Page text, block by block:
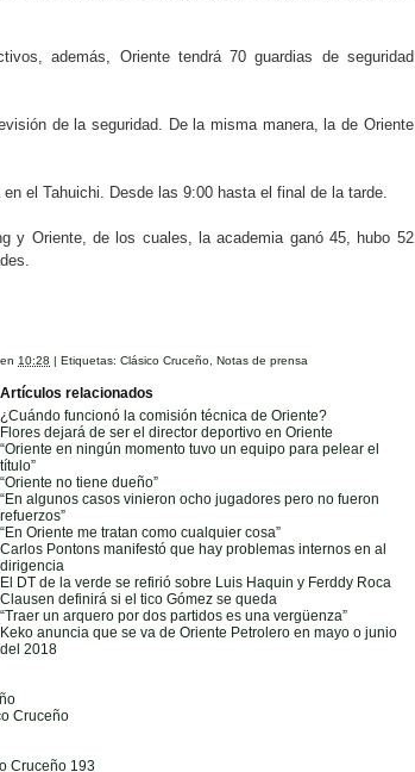
además, Oriente tendrá 70 guardias de seguridad
de la seguridad. De la misma manera, la de Oriente
el Tahuichi. Desde las 9:00 hasta el final de la tarde.
y Oriente, de los cuales, la academia ganó 45, hubo 52
en 10:28 |Etiquetas:Clásico Cruceño ,Notas de prensa
Artículos relacionados
¿Cuándo funcionó la comisión técnica de Oriente?
Flores dejará de ser el director deportivo en Oriente
“Oriente en ningún momento tuvo un equipo para pelear el
título”
“Oriente no tiene dueño”
“En algunos casos vinieron ocho jugadores pero no fueron
refuerzos”
“En Oriente me tratan como cualquier cosa”
Carlos Pontons manifestó que hay problemas internos en al
dirigencia
El DT de la verde se refirió sobre Luis Haquin y Ferddy Roca
Clausen definirá si el tico Gómez se queda
“Traer un arquero por dos partidos es una vergüenza”
Keko anuncia que se va de Oriente Petrolero en mayo o junio
del 2018
Cruceño
Cruceño 193